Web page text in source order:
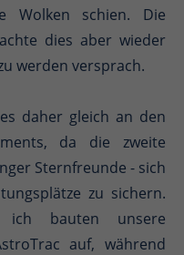
Wolken schien. Die
dies aber wieder
werden versprach.
daher gleich an den
da die zweite
Sternfreunde - sich
zu sichern.
ich bauten unsere
auf, während